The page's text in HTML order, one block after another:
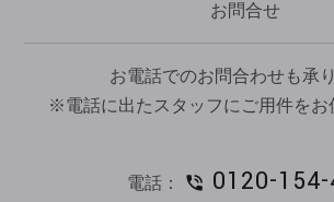
お問合せ
お電話でのお問合わせも承り
※電話に出たスタッフにご用件をお
電話： 0120-